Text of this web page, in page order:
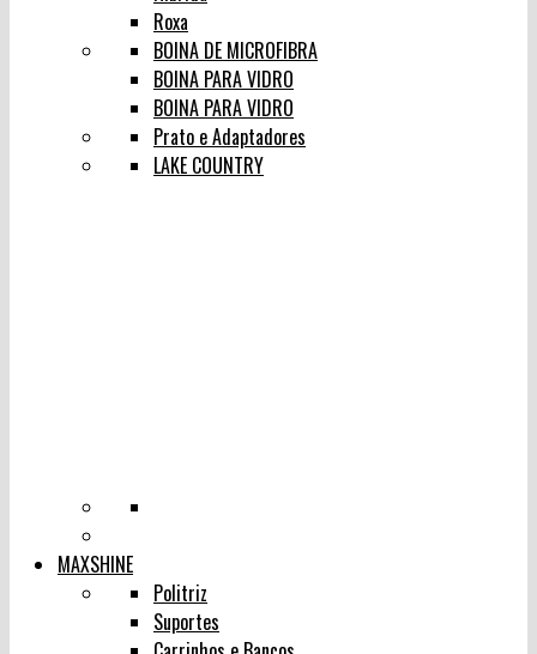
Roxa
BOINA DE MICROFIBRA
BOINA PARA VIDRO
BOINA PARA VIDRO
Prato e Adaptadores
LAKE COUNTRY
MAXSHINE
Politriz
Suportes